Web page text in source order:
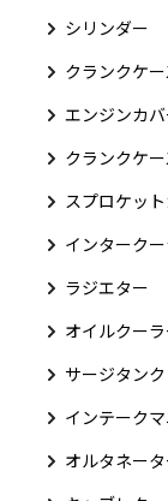
シリンダー
クランクケー
エンジンカ
クランクケ
スプロケッ
インターク
ラジエター
オイルクー
サージタンク
インテーク
オルタネー